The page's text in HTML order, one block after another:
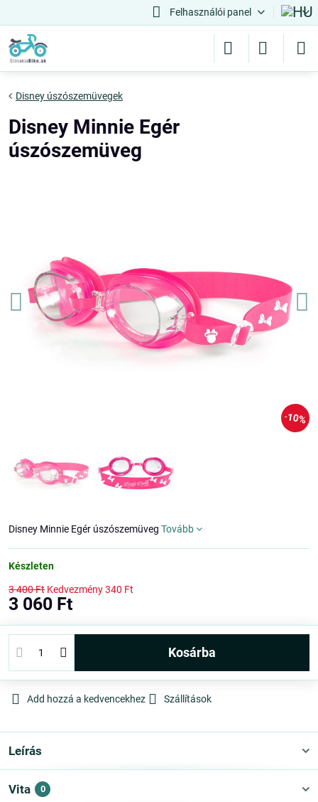
Felhasználói panel
10%
Disney úszószemüvegek
Disney Minnie Egér
úszószemüveg
Disney Minnie Egér úszószemüveg Tovább
Készleten
3 400 Ft Kedvezmény340 Ft
3 060 Ft
kosárba
Add hozzá a kedvencekhez Szállítások
Leírás
Vita 0